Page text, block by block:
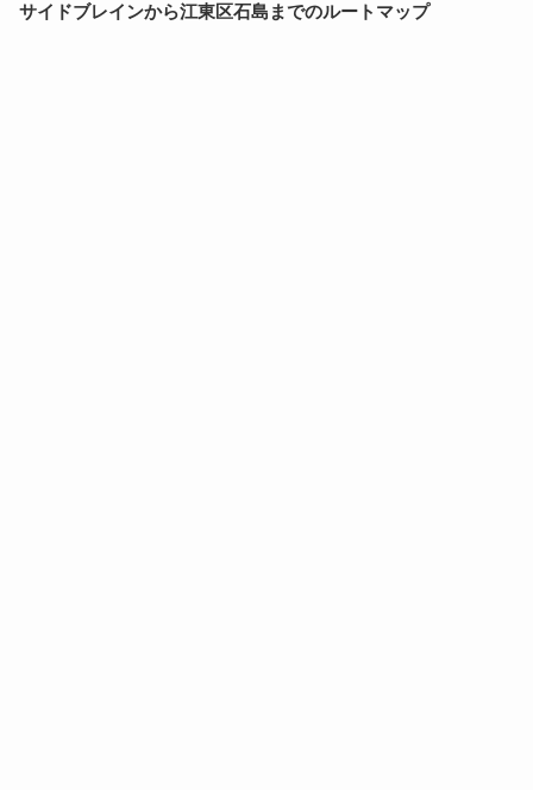
サイドブレインから江東区石島までのルートマップ